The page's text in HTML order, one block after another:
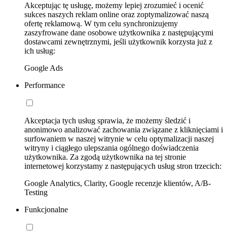
Akceptując tę usługę, możemy lepiej zrozumieć i ocenić
sukces naszych reklam online oraz zoptymalizować naszą
ofertę reklamową. W tym celu synchronizujemy
zaszyfrowane dane osobowe użytkownika z następującymi
dostawcami zewnętrznymi, jeśli użytkownik korzysta już z
ich usług:
Google Ads
Performance
Akceptacja tych usług sprawia, że możemy śledzić i
anonimowo analizować zachowania związane z kliknięciami i
surfowaniem w naszej witrynie w celu optymalizacji naszej
witryny i ciągłego ulepszania ogólnego doświadczenia
użytkownika. Za zgodą użytkownika na tej stronie
internetowej korzystamy z następujących usług stron trzecich:
Google Analytics, Clarity, Google recenzje klientów, A/B-
Testing
Funkcjonalne